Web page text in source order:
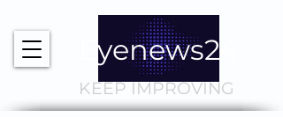
Eyenews24
KEEP IMPROVING